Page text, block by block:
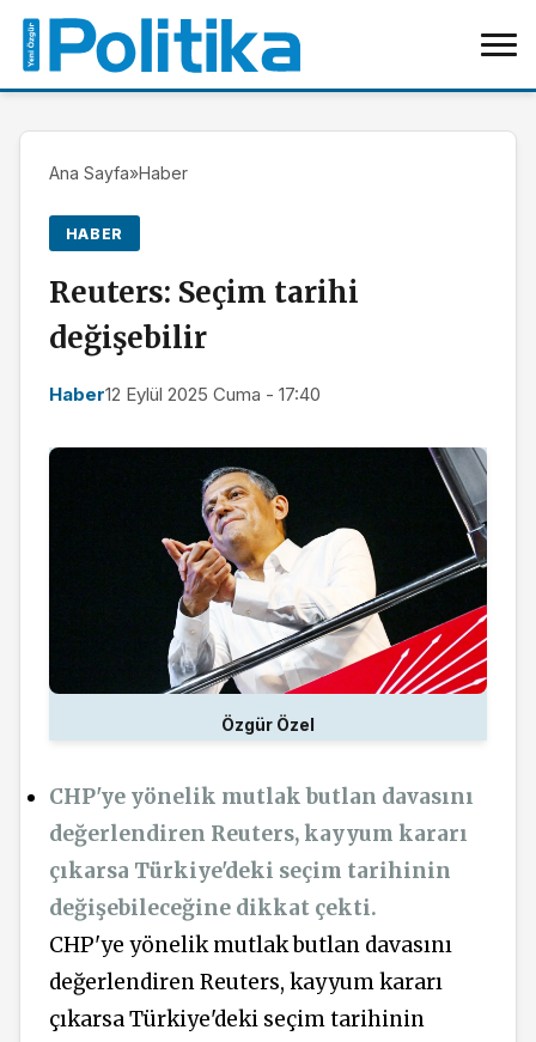
Ana Sayfa»Haber
HABER
Reuters: Seçim tarihi
değişebilir
Haber12 Eylül 2025 Cuma - 17:40
Özgür Özel
CHP'ye yönelik mutlak butlan davasını
değerlendiren Reuters, kayyum kararı
çıkarsa Türkiye'deki seçim tarihinin
değişebileceğine dikkat çekti.
CHP'ye yönelik mutlak butlan davasını
değerlendiren Reuters, kayyum kararı
çıkarsa Türkiye'deki seçim tarihinin